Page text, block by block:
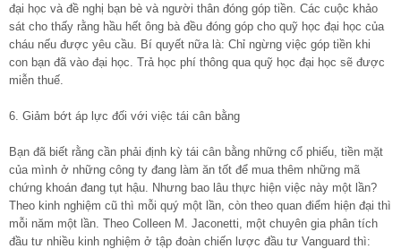
đại học và đề nghị bạn bè và người thân đóng góp tiền. Các cuộc khảo
sát cho thấy rằng hầu hết ông bà đều đóng góp cho quỹ học đại học của
cháu nếu được yêu cầu. Bí quyết nữa là: Chỉ ngừng việc góp tiền khi
con bạn đã vào đại học. Trả học phí thông qua quỹ học đại học sẽ được
miễn thuế.
6. Giảm bớt áp lực đối với việc tái cân bằng
Bạn đã biết rằng cần phải định kỳ tái cân bằng những cổ phiếu, tiền mặt
của mình ở những công ty đang làm ăn tốt để mua thêm những mã
chứng khoán đang tụt hậu. Nhưng bao lâu thực hiện việc này một lần?
Theo kinh nghiệm cũ thì mỗi quý một lần, còn theo quan điểm hiện đại thì
mỗi năm một lần. Theo Colleen M. Jaconetti, một chuyên gia phân tích
đầu tư nhiều kinh nghiệm ở tập đoàn chiến lược đầu tư Vanguard thì: